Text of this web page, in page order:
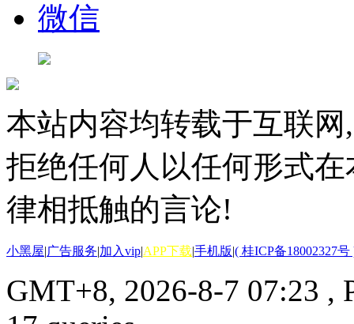
微信
本站内容均转载于互联
拒绝任何人以任何形式
律相抵触的言论!
小黑屋|广告服务|加入vip|APP下载|手机版|( 桂ICP备18002327号
GMT+8, 2026-8-7 07:23 ,